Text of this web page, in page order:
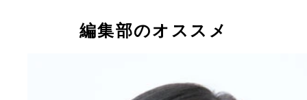
編集部のオススメ